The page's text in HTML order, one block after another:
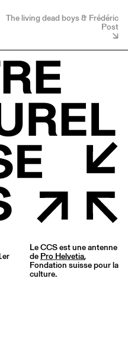
The living dead boys & Frédéric
Post
Le CCS est une antenne
de Pro Helvetia,
Fondation suisse pour la
culture.